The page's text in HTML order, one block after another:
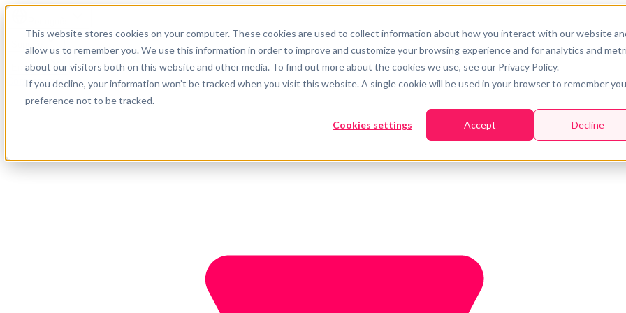
This website stores cookies on your computer. These cookies are used to collect information about how you interact with our website
allow us to remember you. We use this information in order to improve and customize your browsing experience and for analytics and
about our visitors both on this website and other media. To find out more about the cookies we use, see our Privacy Policy.
If you decline, your information won’t be tracked when you visit this website. A single cookie will be used in your browser to remember
preference not to be tracked.
Cookies settings Accept Decline
Suporte
Empresa
Comece agora